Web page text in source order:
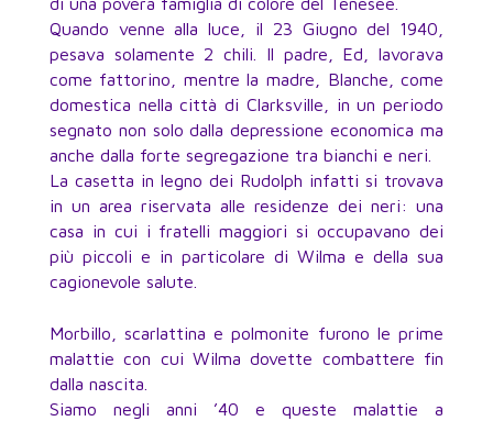
Quando venne alla luce, il 23 Giugno del 1940,
pesava solamente 2 chili. Il padre, Ed, lavorava
come fattorino, mentre la madre, Blanche, come
domestica nella città di Clarksville, in un periodo
segnato non solo dalla depressione economica ma
anche dalla forte segregazione tra bianchi e neri.
La casetta in legno dei Rudolph infatti si trovava
in un area riservata alle residenze dei neri: una
casa in cui i fratelli maggiori si occupavano dei
più piccoli e in particolare di Wilma e della sua
cagionevole salute.
Morbillo, scarlattina e polmonite furono le prime
malattie con cui Wilma dovette combattere fin
dalla nascita.
Siamo negli anni ’40 e queste malattie a